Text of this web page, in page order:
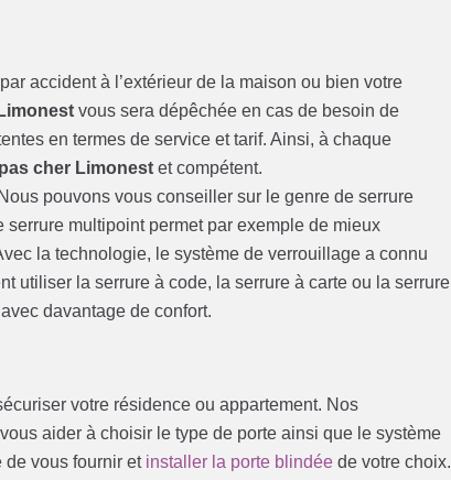
accident à l’extérieur de la maison ou bien votre
vous sera dépêchée en cas de besoin de
en termes de service et tarif. Ainsi, à chaque
cher Limonest et compétent.
pouvons vous conseiller sur le genre de serrure
serrure multipoint permet par exemple de mieux
la technologie, le système de verrouillage a connu
utiliser la serrure à code, la serrure à carte ou la serrure
davantage de confort.
votre résidence ou appartement. Nos
aider à choisir le type de porte ainsi que le système
de vous fournir et installer la porte blindée de votre choix.